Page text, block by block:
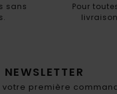
sans
Pour
NEWSLETTER
votre première